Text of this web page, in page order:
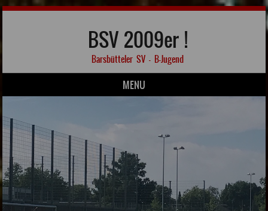
BSV 2009er !
Barsbütteler SV – B-Jugend
MENU